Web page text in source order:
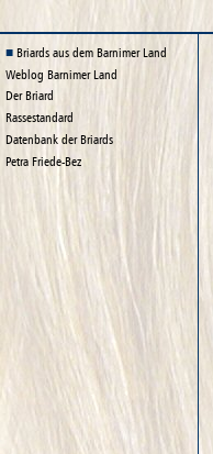
Briards aus dem Barnimer Land
Weblog Barnimer Land
Der Briard
Rassestandard
Datenbank der Briards
Petra Friede-Bez